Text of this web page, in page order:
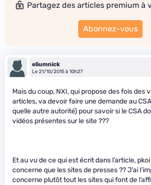
Partagez des articles premium à
Abonnez-vous
eliumnick
Le 21/10/2015 à 10h27
Mais du coup, NXI, qui propose des fois des
articles, va devoir faire une demande au
quelle autre autorité) pour savoir si le CSA
vidéos présentes sur le site ???
Et au vu de ce qui est écrit dans l’article,
concerne que les sites de presses ?? J’ai
concerne plutôt tout les sites qui font de